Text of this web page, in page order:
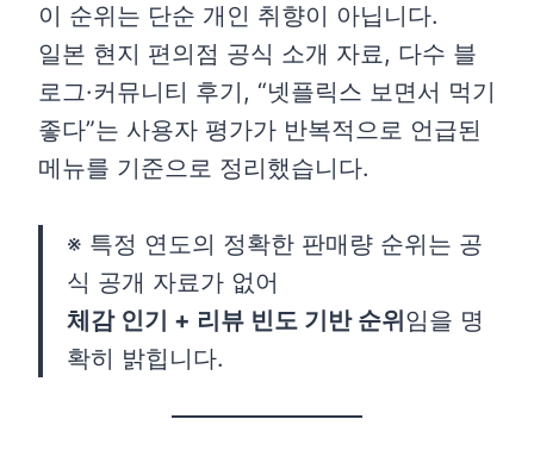
이 순위는 단순 개인 취향이 아닙니다.
일본 현지 편의점 공식 소개 자료, 다수 블
로그·커뮤니티 후기, “넷플릭스 보면서 먹기
좋다”는 사용자 평가가 반복적으로 언급된
메뉴를 기준으로 정리했습니다.
※ 특정 연도의 정확한 판매량 순위는 공
식 공개 자료가 없어
체감 인기 + 리뷰 빈도 기반 순위임을 명
확히 밝힙니다.